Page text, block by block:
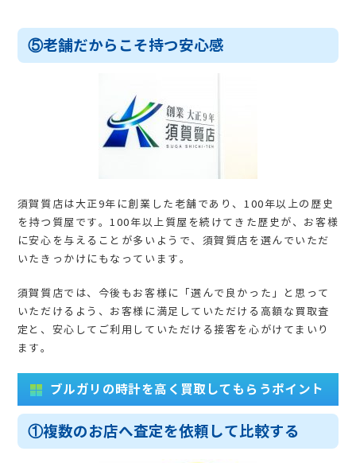
⑤老舗だからこそ持つ安心感
須賀質店は大正9年に創業した老舗であり、100年以上の歴史
を持つ質屋です。100年以上質屋を続けてきた歴史が、お客様
に安心を与えることが多いようで、須賀質店を選んでいただ
いたきっかけにもなっています。
須賀質店では、今後もお客様に「選んで良かった」と思って
いただけるよう、お客様に満足していただける高額な買取査
定と、安心してご利用していただける接客を心がけてまいり
ます。
ブルガリの時計を高く買取してもらうポイント
①複数のお店へ査定を依頼して比較する